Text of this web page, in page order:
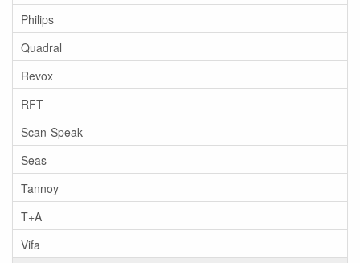
Philips
Quadral
Revox
RFT
Scan-Speak
Seas
Tannoy
T+A
Vifa